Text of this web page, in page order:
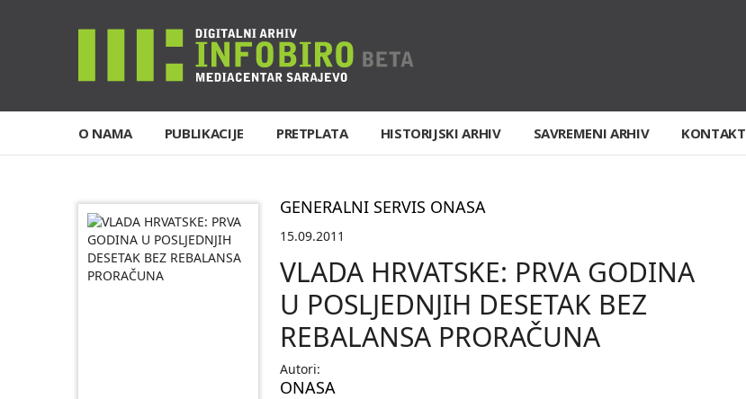
O NAMA PUBLIKACIJE PRETPLATA HISTORIJSKI ARHIV SAVREMENI ARHIV KONTAKT
GENERALNI SERVIS ONASA
15.09.2011
VLADA HRVATSKE: PRVA GODINA
U POSLJEDNJIH DESETAK BEZ
REBALANSA PRORAČUNA
Autori:
ONASA